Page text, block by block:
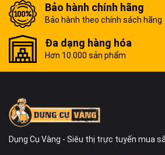
Bảo hành chính hãng
Bảo hành theo chính sách hãng
Đa dạng hàng hóa
Hơn 10.000 sản phẩm
Dụng Cụ Vàng - Siêu thị trực tuyến mua